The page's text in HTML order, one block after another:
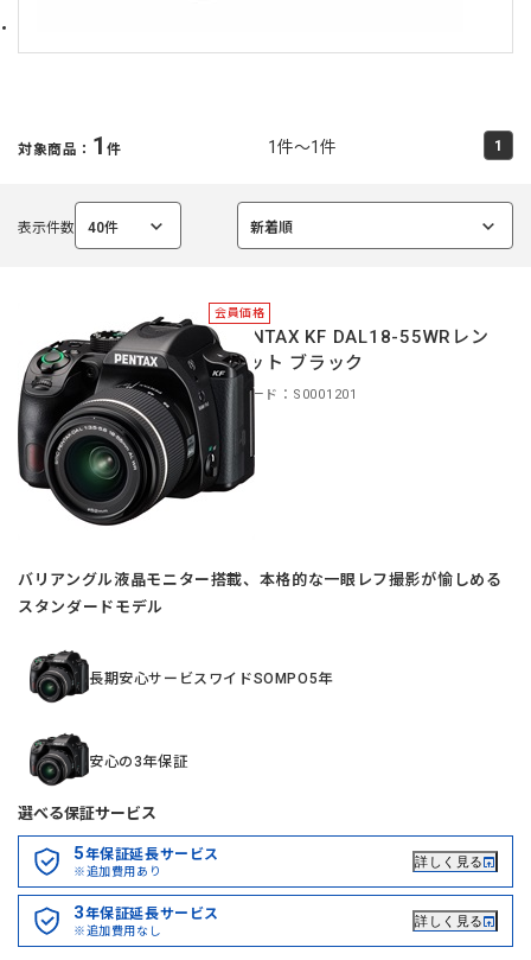
対象商品： 1 件 1件～1件 1
表示件数 40件
選
新着順
選
会員価格
＊PENTAX KF DAL18-55WRレン
ズキット ブラック
商品コード：S0001201
バリアングル液晶モニター搭載、本格的な一眼レフ撮影が愉しめる
スタンダードモデル
長期安心サービスワイドSOMPO5年
安心の3年保証
選べる保証サービス
5年保証延長サービス
※追加費用あり
詳しく見る
3年保証延長サービス
※追加費用なし
詳しく見る